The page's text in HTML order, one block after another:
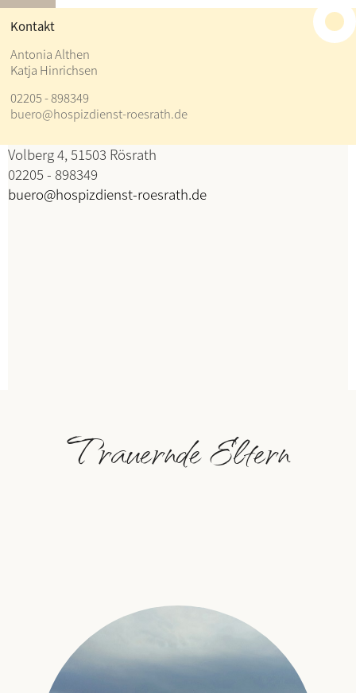
Kontakt
Antonia Althen
Katja Hinrichsen
02205 - 898349
buero@hospizdienst-roesrath.de
Kontakt
Antonia Althen
Katja Hinrichsen
Volberg 4, 51503 Rösrath
02205 - 898349
buero@hospizdienst-roesrath.de
Trauernde Eltern
≡